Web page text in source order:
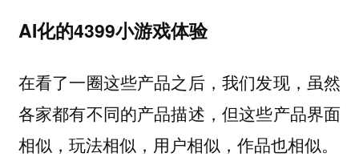
AI化的4399小游戏体验
在看了一圈这些产品之后，我们发现，虽然
各家都有不同的产品描述，但这些产品界面
相似，玩法相似，用户相似，作品也相似。